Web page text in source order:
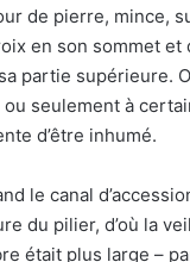
de pierre, mince,
en son sommet
partie supérieure.
seulement à
d’être inhumé.
le canal
du pilier, d’où la
était plus large –